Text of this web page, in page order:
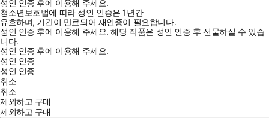
성인 인증 후에 이용해 주세요.
청소년보호법에 따라 성인 인증은 1년간
유효하며, 기간이 만료되어 재인증이 필요합니다.
성인 인증 후에 이용해 주세요.해당 작품은 성인 인증 후 선물하실 수 있습
니다.
성인 인증 후에 이용해 주세요.
성인 인증
성인 인증
취소
취소
제외하고 구매
제외하고 구매